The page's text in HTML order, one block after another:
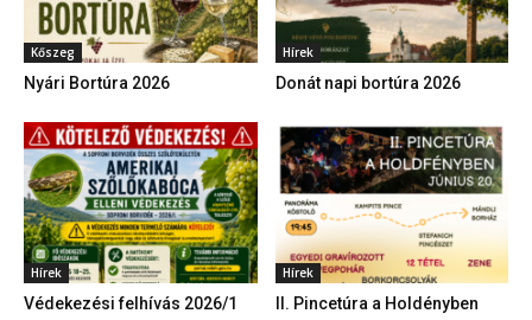
Kőszeg
Nyári Bortúra 2026
Hírek
Donát napi bortúra 2026
Hírek
Védekezési felhívás 2026/1
Hírek
II. Pincetúra a Holdényben